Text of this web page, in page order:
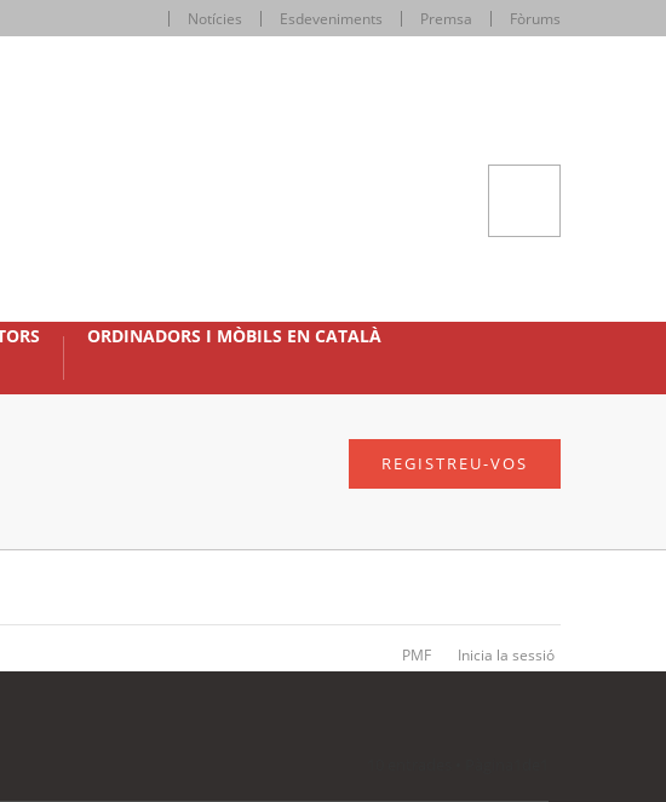
Notícies Esdeveniments Premsa Fòrums
ORDINADORS I MÒBILS EN CATALÀ
REGISTREU-VOS
PMF Inicia la sessió